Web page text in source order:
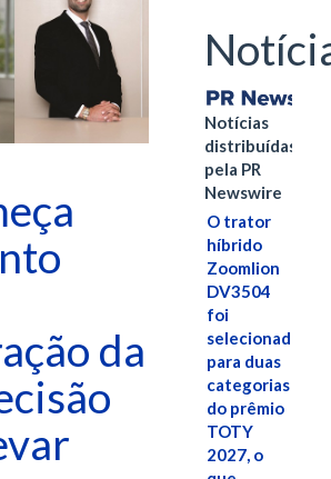
da
Notícias
distribuídas
pela PR
Newswire
O trator
híbrido
Zoomlion
DV3504
foi
selecionado
para duas
categorias
do prêmio
TOTY
2027, o